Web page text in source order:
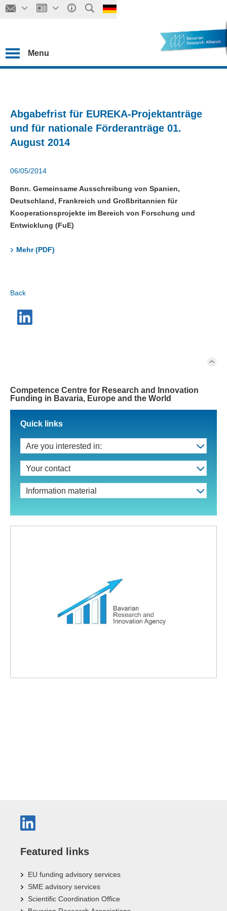
Menu
Abgabefrist für EUREKA-Projektanträge
und für nationale Förderanträge 01.
August 2014
06/05/2014
Bonn. Gemeinsame Ausschreibung von Spanien,
Deutschland, Frankreich und Großbritannien für
Kooperationsprojekte im Bereich von Forschung und
Entwicklung (FuE)
Mehr (PDF)
Back
Competence Centre for Research and Innovation
Funding in Bavaria, Europe and the World
Quick links
Are you interested in:
Your contact
Information material
Featured links
EU funding advisory services
SME advisory services
Scientific Coordination Office